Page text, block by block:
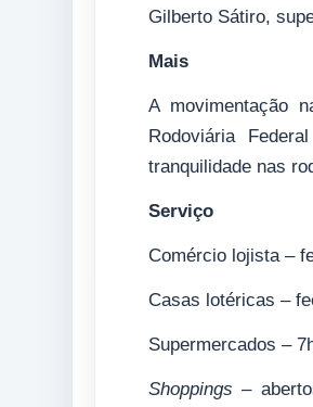
Gilberto Sátiro,
Mais
A movimentação
Rodoviária
tranquilidade nas
Serviço
Comércio lojista –
Casas lotéricas –
Supermercados –
Shoppings –